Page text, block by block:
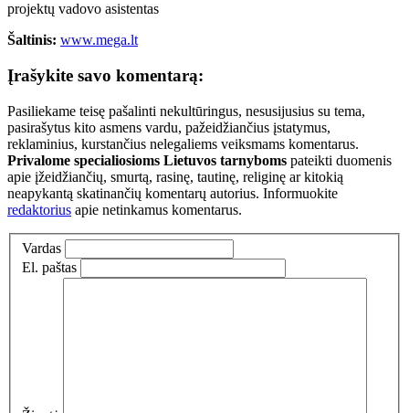
projektų vadovo asistentas
Šaltinis: www.mega.lt
Įrašykite savo komentarą:
Pasiliekame teisę pašalinti nekultūringus, nesusijusius su tema,
pasirašytus kito asmens vardu, pažeidžiančius įstatymus,
reklaminius, kurstančius nelegaliems veiksmams komentarus.
Privalome specialiosioms Lietuvos tarnyboms pateikti duomenis
apie įžeidžiančių, smurtą, rasinę, tautinę, religinę ar kitokią
neapykantą skatinančių komentarų autorius. Informuokite
redaktorius apie netinkamus komentarus.
Vardas
El. paštas